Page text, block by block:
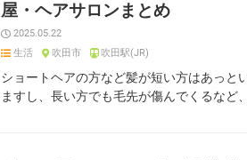
屋・ヘアサロンまとめ
2025.05.22
生活
吹田市 吹田駅(JR)
ショートヘアの方など髪が短い方はあっと
ますし、長い方でも毛先が傷んでくるなど